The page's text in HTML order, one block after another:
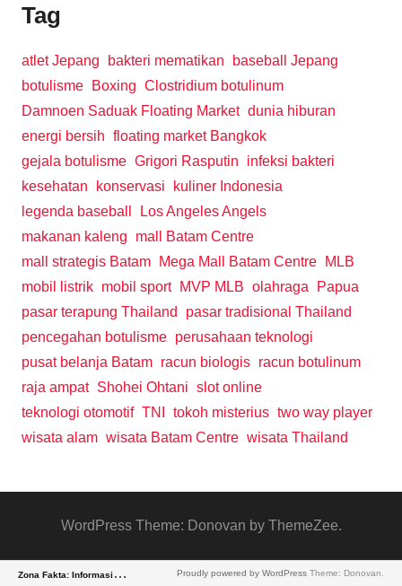
Tag
atlet Jepang bakteri mematikan
baseball Jepang
botulisme
Boxing Clostridium botulinum
Damnoen Saduak Floating Market dunia hiburan
energi bersih floating market Bangkok
gejala botulisme Grigori Rasputin
infeksi bakteri
kesehatan
konservasi
kuliner Indonesia
legenda baseball
Los Angeles Angels
makanan kaleng
mall Batam Centre
mall strategis Batam
Mega Mall Batam Centre
MLB
mobil listrik mobil sport MVP MLB olahraga
Papua
pasar terapung Thailand
pasar tradisional Thailand
pencegahan botulisme perusahaan teknologi
pusat belanja Batam racun biologis racun botulinum
raja ampat Shohei Ohtani slot online
teknologi otomotif TNI tokoh misterius two way player
wisata alam wisata Batam Centre wisata Thailand
WordPress Theme: Donovan by ThemeZee.
Z
ona Fakta: Informasi Aktual & Netral Proudly powered by WordPress Theme: Donovan.